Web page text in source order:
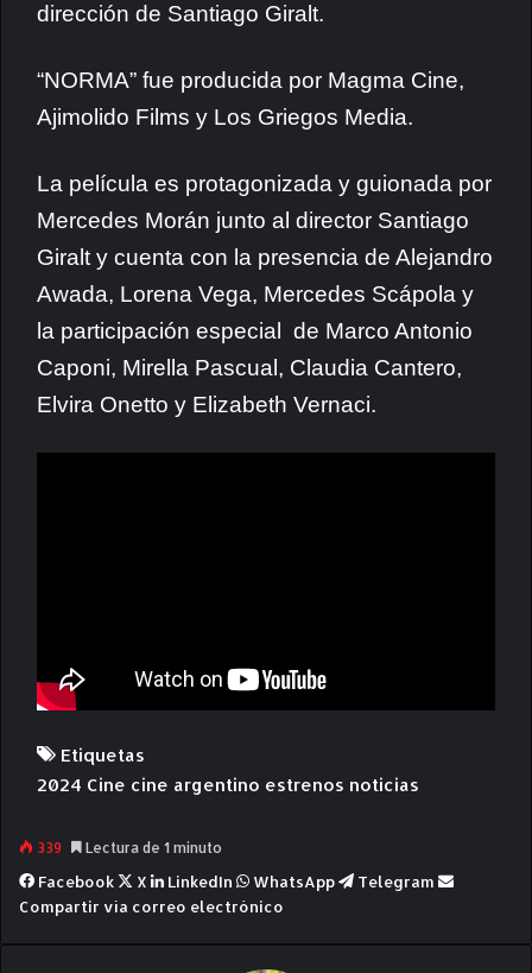
dirección de Santiago Giralt.
“NORMA” fue producida por Magma Cine,
Ajimolido Films y Los Griegos Media.
La película es protagonizada y guionada por
Mercedes Morán junto al director Santiago
Giralt y cuenta con la presencia de Alejandro
Awada, Lorena Vega, Mercedes Scápola y
la participación especial de Marco Antonio
Caponi, Mirella Pascual, Claudia Cantero,
Elvira Onetto y Elizabeth Vernaci.
Etiquetas
2024 Cine cine argentino estrenos noticias
339 Lectura de 1 minuto
Facebook X LinkedIn WhatsApp
Telegram
Compartir vía correo electrónico